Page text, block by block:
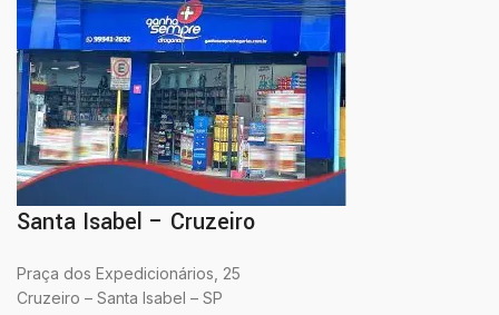
Santa Isabel – Cruzeiro
Praça dos Expedicionários, 25
Cruzeiro – Santa Isabel – SP